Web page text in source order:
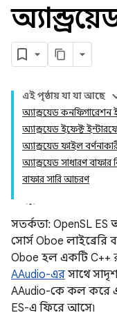
এই পৃষ্ঠায় যা যা আছে
অ্যান্ড্রয়েড কনফিগারেশন
অ্যান্ড্রয়েড ইফেক্ট
অ্যান্ড্রয়েড ফাইল
অ্যান্ড্রয়েড সাধারণ
বাফার সারি আচরণ
সতর্কতা: OpenSL ES
সোর্স Oboe লাইব্রেরি
Oboe হল একটি C++
AAudio-এর সাথে
AAudio-কে কল করে
ES-এ ফিরে আসে৷